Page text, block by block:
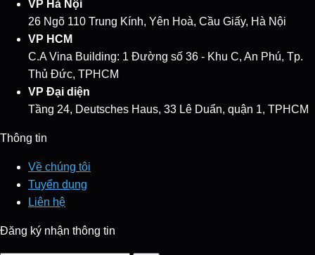
VP Hà Nội
26 Ngõ 110 Trung Kính, Yên Hoà, Cầu Giấy, Hà Nội
VP HCM
C.A Vina Building: 1 Đường số 36 - Khu C, An Phú, Tp.
Thủ Đức, TPHCM
VP Đại diện
Tầng 24, Deutsches Haus, 33 Lê Duẩn, quận 1, TPHCM
Thông tin
Về chúng tôi
Tuyển dụng
Liên hệ
Đăng ký nhận thông tin